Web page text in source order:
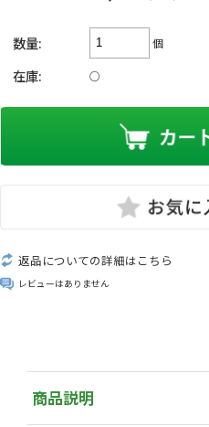
数量: 個
在庫: ○
返品についての詳細はこちら
レビューはありません
商品説明